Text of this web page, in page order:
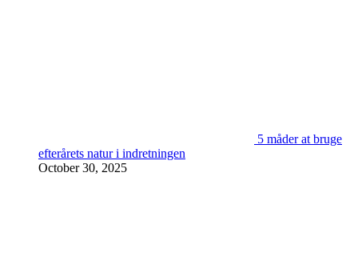
5 måder at bruge
efterårets natur i indretningen
October 30, 2025